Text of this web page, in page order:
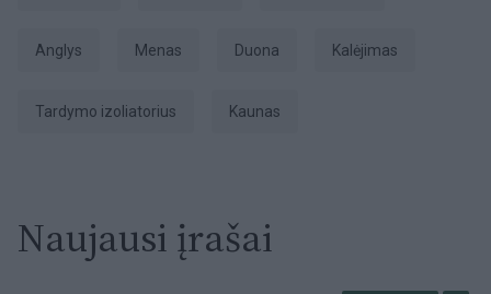
Anglys Menas duona Kalėjimas
tardymo izoliatorius Kaunas
Naujausi įrašai